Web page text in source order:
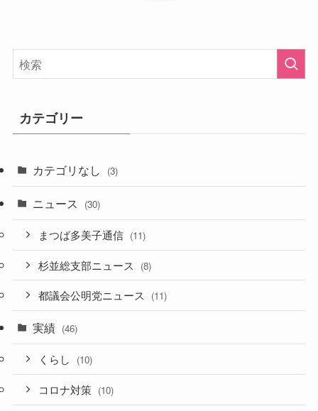
カテゴリー
カテゴリなし (3)
ニュース (30)
まつば多美子通信 (11)
杉並総支部ニュース (8)
都議会公明党ニュース (11)
実績 (46)
くらし (10)
コロナ対策 (10)